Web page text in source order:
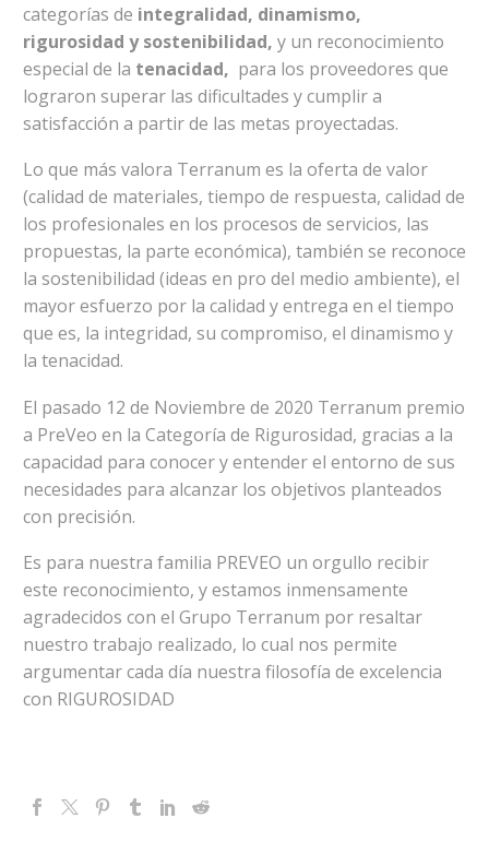
categorías de integralidad, dinamismo,
rigurosidad y sostenibilidad, y un reconocimiento
especial de la tenacidad, para los proveedores que
lograron superar las dificultades y cumplir a
satisfacción a partir de las metas proyectadas.
Lo que más valora Terranum es la oferta de valor
(calidad de materiales, tiempo de respuesta, calidad de
los profesionales en los procesos de servicios, las
propuestas, la parte económica), también se reconoce
la sostenibilidad (ideas en pro del medio ambiente), el
mayor esfuerzo por la calidad y entrega en el tiempo
que es, la integridad, su compromiso, el dinamismo y
la tenacidad.
El pasado 12 de Noviembre de 2020 Terranum premio
a PreVeo en la Categoría de Rigurosidad, gracias a la
capacidad para conocer y entender el entorno de sus
necesidades para alcanzar los objetivos planteados
con precisión.
Es para nuestra familia PREVEO un orgullo recibir
este reconocimiento, y estamos inmensamente
agradecidos con el Grupo Terranum por resaltar
nuestro trabajo realizado, lo cual nos permite
argumentar cada día nuestra filosofía de excelencia
con RIGUROSIDAD